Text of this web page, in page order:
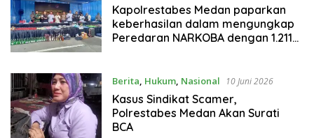
2026
Kapolrestabes Medan paparkan
keberhasilan dalam mengungkap
Peredaran NARKOBA dengan 1.211
Berita, Hukum, Nasional 10 Juni 2026
Kasus Sindikat Scamer,
Polrestabes Medan Akan Surati
BCA